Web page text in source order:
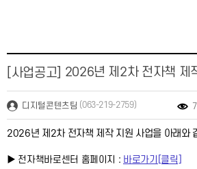
[사업공고] 2026년 제2차 전자책 제
디지털콘텐츠팀 (063-219-2759)
2026년 제2차 전자책 제작 지원 사업을 아래와
▶ 전자책바로센터 홈페이지 : 바로가기[클릭]